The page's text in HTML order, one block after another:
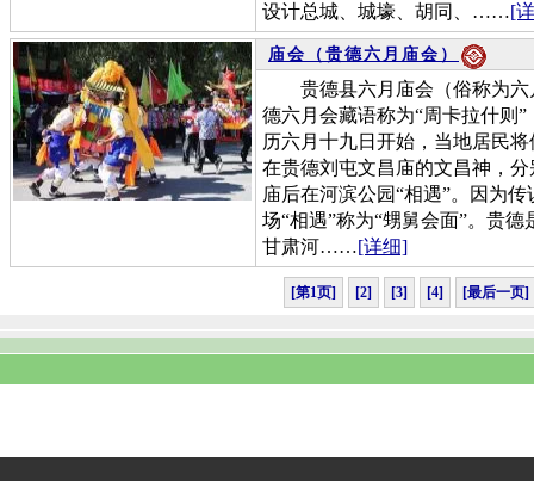
设计总城、城壕、胡同、……[
庙会（贵德六月庙会）
贵德县六月庙会（俗称为六
德六月会藏语称为“周卡拉什则
历六月十九日开始，当地居民
在贵德刘屯文昌庙的文昌神，
庙后在河滨公园“相遇”。因为
场“相遇”称为“甥舅会面”。贵
甘肃河……[详细]
[第1页] [2] [3] [4] [最后一页]